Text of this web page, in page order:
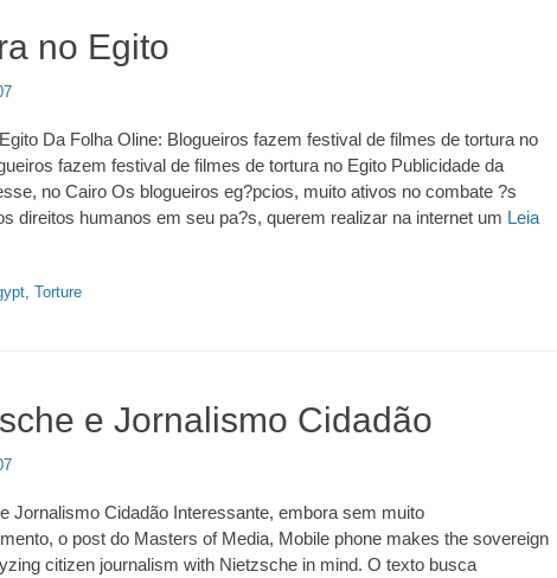
no Egito
Da Folha Oline: Blogueiros fazem festival de filmes de tortura no
fazem festival de filmes de tortura no Egito Publicidade da
no Cairo Os blogueiros eg?pcios, muito ativos no combate ?s
direitos humanos em seu pa?s, querem realizar na internet um Leia
, Torture
e Jornalismo Cidadão
Jornalismo Cidadão Interessante, embora sem muito
o post do Masters of Media, Mobile phone makes the sovereign
citizen journalism with Nietzsche in mind. O texto busca